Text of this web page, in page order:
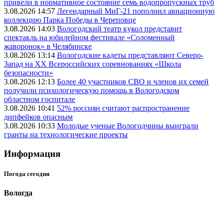
привели в нормативное состояние семь водопропускных труб
3.08.2026 14:57 Легендарный МиГ-21 пополнил авиационную
коллекцию Парка Победы в Череповце
3.08.2026 14:03 Вологодский театр кукол представит
спектакль на юбилейном фестивале «Соломенный
жаворонок» в Челябинске
3.08.2026 13:14 Вологодские кадеты представляют Северо-
Запад на XX Всероссийских соревнованиях «Школа
безопасности»
3.08.2026 12:13 Более 40 участников СВО и членов их семей
получили психологическую помощь в Вологодском
областном госпитале
3.08.2026 10:41 52% россиян считают распространение
дипфейков опасным
3.08.2026 10:33 Молодые ученые Вологодчины выиграли
гранты на технологические проекты
Информация
Погода сегодня
Вологда